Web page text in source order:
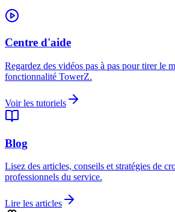
Centre d'aide
Regardez des vidéos pas à pas pour tirer le
fonctionnalité TowerZ.
Voir les tutoriels
Blog
Lisez des articles, conseils et stratégies de
professionnels du service.
Lire les articles